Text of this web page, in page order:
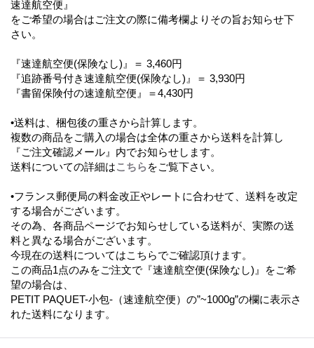
速達航空便』
をご希望の場合はご注文の際に備考欄よりその旨お知らせ下
さい。
『速達航空便(保険なし)』＝ 3,460円
『追跡番号付き速達航空便(保険なし)』＝ 3,930円
『書留保険付の速達航空便』＝4,430円
•送料は、梱包後の重さから計算します。
複数の商品をご購入の場合は全体の重さから送料を計算し
『ご注文確認メール』内でお知らせします。
送料についての詳細はこちらをご覧下さい。
•フランス郵便局の料金改正やレートに合わせて、送料を改定
する場合がございます。
その為、各商品ページでお知らせしている送料が、実際の送
料と異なる場合がございます。
今現在の送料についてはこちらでご確認頂けます。
この商品1点のみをご注文で『速達航空便(保険なし)』をご希
望の場合は、
PETIT PAQUET-小包-（速達航空便）の”~1000g”の欄に表示さ
れた送料になります。